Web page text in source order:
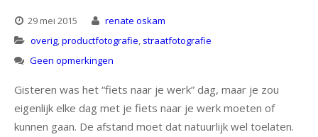
29 mei 2015
renate oskam
overig,productfotografie, straatfotografie
Geen opmerkingen
Gisteren was het “fiets naar je werk” dag, maar je zou
eigenlijk elke dag met je fiets naar je werk moeten of
kunnen gaan. De afstand moet dat natuurlijk wel toelaten.